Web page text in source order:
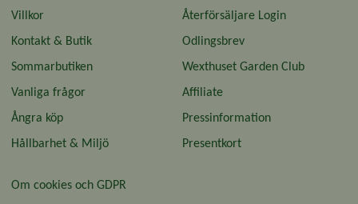
Villkor
Kontakt & Butik
Sommarbutiken
Vanliga frågor
Ångra köp
Hållbarhet & Miljö
Återförsäljare Login
Odlingsbrev
Wexthuset Garden Club
Affiliate
Pressinformation
Presentkort
Om cookies och GDPR